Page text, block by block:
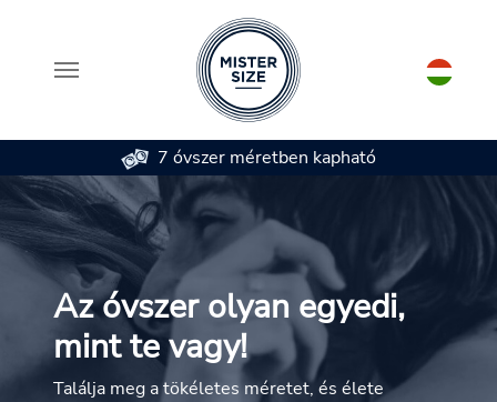
Skip to main content
7 óvszer méretben kapható
Az óvszer olyan egyedi,
mint te vagy!
Találja meg a tökéletes méretet, és élete